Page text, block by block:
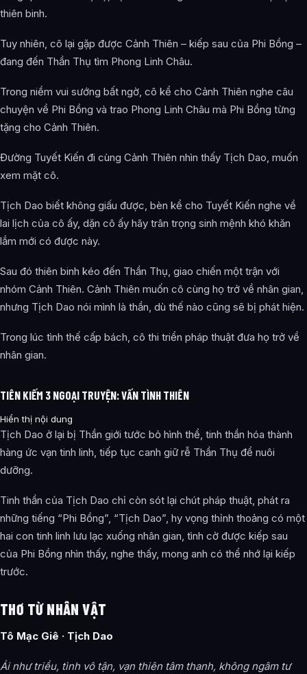
thiên binh.
Tuy nhiên, cô lại gặp được Cảnh Thiên – kiếp sau của Phi Bồng –
đang đến Thần Thụ tìm Phong Linh Châu.
Trong niềm vui sướng bất ngờ, cô kể cho Cảnh Thiên nghe câu
chuyện về Phi Bồng và trao Phong Linh Châu mà Phi Bồng từng
tặng cho Cảnh Thiên.
Đường Tuyết Kiến đi cùng Cảnh Thiên nhìn thấy Tịch Dao, muốn
xem mặt cô.
Tịch Dao biết không giấu được, bèn kể cho Tuyết Kiến nghe về
lai lịch của cô ấy, dặn cô ấy hãy trân trọng sinh mệnh khó khăn
lắm mới có được này.
Sau đó thiên binh kéo đến Thần Thụ, giao chiến một trận với
nhóm Cảnh Thiên. Cảnh Thiên muốn cô cùng họ trở về nhân gian,
nhưng Tịch Dao nói mình là thần, dù thế nào cũng sẽ bị phát hiện.
Trong lúc tình thế cấp bách, cô thi triển pháp thuật đưa họ trở về
nhân gian.
TIÊN KIẾM 3 NGOẠI TRUYỆN: VẤN TÌNH THIÊN
Hiển thị nội dung
Tịch Dao ở lại bị Thần giới tước bỏ hình thể, tinh thần hóa thành
hàng ức vạn tinh linh, tiếp tục canh giữ rễ Thần Thụ để nuôi
dưỡng.
Tinh thần của Tịch Dao chỉ còn sót lại chút pháp thuật, phát ra
những tiếng “Phi Bồng”, “Tịch Dao”, hy vọng thỉnh thoảng có một
hai con tinh linh lưu lạc xuống nhân gian, tình cờ được kiếp sau
của Phi Bồng nhìn thấy, nghe thấy, mong anh có thể nhớ lại kiếp
trước.
THƠ TỪ NHÂN VẬT
Tô Mạc Giê · Tịch Dao
Ái như triều, tình vô tận, vạn thiên tâm thanh, không ngâm tư